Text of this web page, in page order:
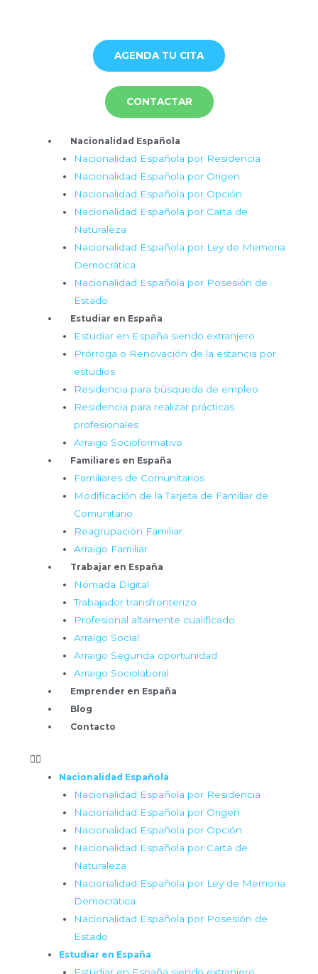
AGENDA TU CITA
CONTACTAR
Nacionalidad Española
Nacionalidad Española por Residencia
Nacionalidad Española por Origen
Nacionalidad Española por Opción
Nacionalidad Española por Carta de
Naturaleza
Nacionalidad Española por Ley de Memoria
Democrática
Nacionalidad Española por Posesión de
Estado
Estudiar en España
Estudiar en España siendo extranjero
Prórroga o Renovación de la estancia por
estudios
Residencia para búsqueda de empleo
Residencia para realizar prácticas
profesionales
Arraigo Socioformativo
Familiares en España
Familiares de Comunitarios
Modificación de la Tarjeta de Familiar de
Comunitario
Reagrupación Familiar
Arraigo Familiar
Trabajar en España
Nómada Digital
Trabajador transfronterizo
Profesional altamente cualificado
Arraigo Social
Arraigo Segunda oportunidad
Arraigo Sociolaboral
Emprender en España
Blog
Contacto
Menú
Nacionalidad Española
Nacionalidad Española por Residencia
Nacionalidad Española por Origen
Nacionalidad Española por Opción
Nacionalidad Española por Carta de
Naturaleza
Nacionalidad Española por Ley de Memoria
Democrática
Nacionalidad Española por Posesión de
Estado
Estudiar en España
Estudiar en España siendo extranjero